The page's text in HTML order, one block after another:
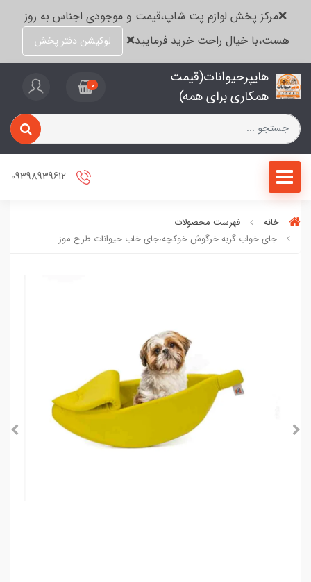
❌مرکز پخش لوازم پت شاپ،قیمت و موجودی اجناس به روز
هست،با خیال راحت خرید فرمایید❌
لوکیشن دفتر پخش
هایپرحیوانات(قیمت
همکاری برای همه)
0
خانه
فهرست محصولات
جای خواب گربه خرگوش خوکچه،جای خاب حیوانات طرح موز